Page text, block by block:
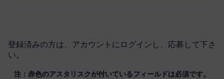
登録済みの方は、 アカウントにログイン し、応募して下さ
い。
注：赤色のアスタリスクが付いているフィールドは必須です。